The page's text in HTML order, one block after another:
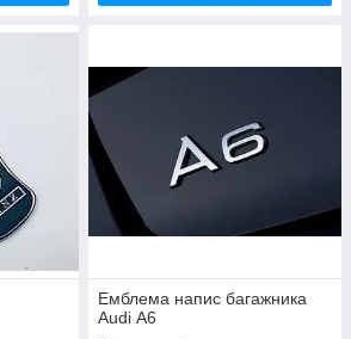
Емблема напис багажника
Audi А6